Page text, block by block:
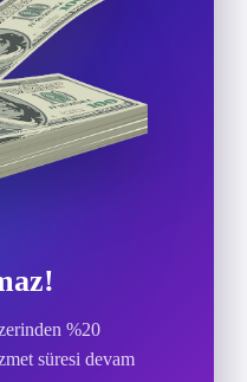
%20
süresi devam